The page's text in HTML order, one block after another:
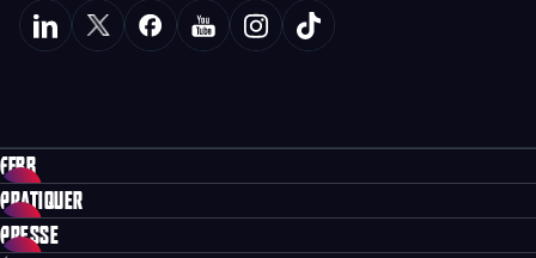
FFBB
PRATIQUER
PRESSE